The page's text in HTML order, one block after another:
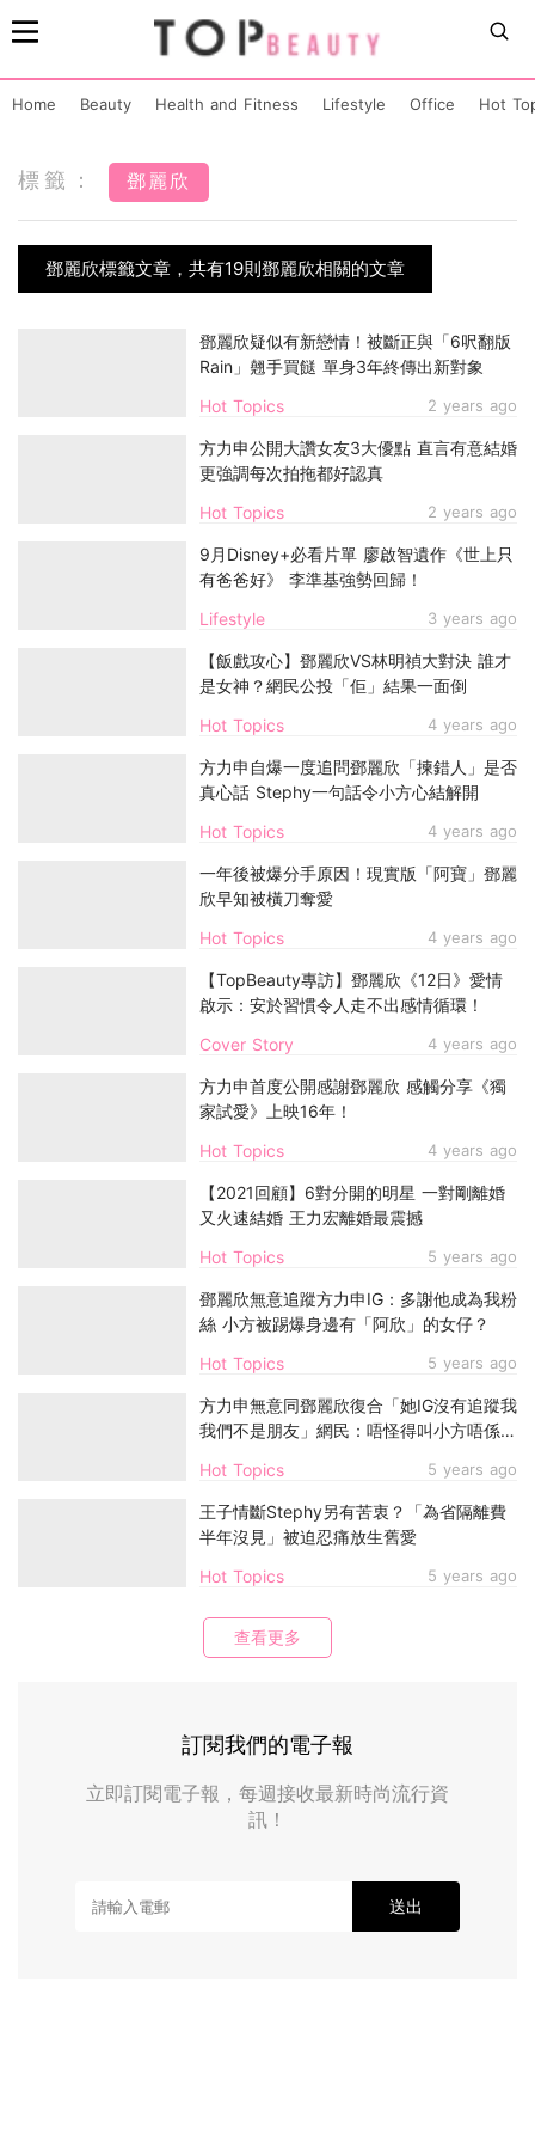
Home Beauty Health and Fitness Lifestyle Office Hot
標籤： 鄧麗欣
鄧麗欣標籤文章，共有19則鄧麗欣相關的文章
Hot Topics 2 years ago
鄧麗欣疑似有新戀情！被斷正與「6呎翻版
Rain」翹手買餸 單身3年終傳出新對象
Hot Topics 2 years ago
方力申公開大讚女友3大優點 直言有意結婚
更強調每次拍拖都好認真
Lifestyle 3 years ago
9月Disney+必看片單 廖啟智遺作《世上只
有爸爸好》 李準基強勢回歸！
Hot Topics 4 years ago
【飯戲攻心】鄧麗欣VS林明禎大對決 誰才
是女神？網民公投「佢」結果一面倒
Hot Topics 4 years ago
方力申自爆一度追問鄧麗欣「揀錯人」是否
真心話 Stephy一句話令小方心結解開
Hot Topics 4 years ago
一年後被爆分手原因！現實版「阿寶」鄧麗
欣早知被橫刀奪愛
Cover Story 4 years ago
【TopBeauty專訪】鄧麗欣《12日》愛情
啟示：安於習慣令人走不出感情循環！
Hot Topics 4 years ago
方力申首度公開感謝鄧麗欣 感觸分享《獨
家試愛》上映16年！
Hot Topics 5 years ago
【2021回顧】6對分開的明星 一對剛離婚
又火速結婚 王力宏離婚最震撼
Hot Topics 5 years ago
鄧麗欣無意追蹤方力申IG：多謝他成為我粉
絲 小方被踢爆身邊有「阿欣」的女仔？
Hot Topics 5 years ago
方力申無意同鄧麗欣復合「她IG沒有追蹤我
我們不是朋友」網民：唔怪得叫小方唔係大
Hot Topics 5 years ago
王子情斷Stephy另有苦衷？「為省隔離費
半年沒見」被迫忍痛放生舊愛
查看更多
訂閱我們的電子報
立即訂閱電子報，每週接收最新時尚流行資
訊！
送出